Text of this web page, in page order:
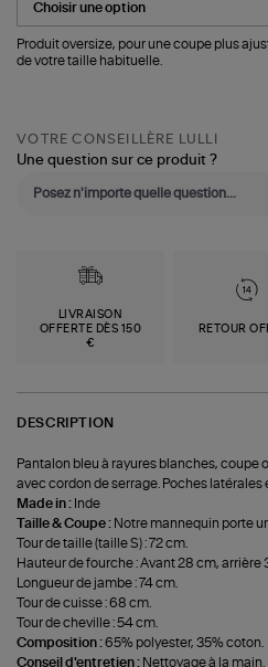
Produit oversize, pour une coupe plus
de votre taille habituelle.
VOTRE CONSEILLÈRE LULLI
Une question sur ce produit ?
LIVRAISON
OFFERTE DÈS 150
€
RETOUR
DESCRIPTION
Pantalon bleu à rayures blanches, coupe
avec cordon de serrage. Poches latérales
Made in : Inde
Taille & Coupe : Notre mannequin porte
Tour de taille (taille S) : 72 cm.
Hauteur de fourche : Avant 28 cm, arrière
Longueur de jambe : 74 cm.
Tour de cuisse : 68 cm.
Tour de cheville : 54 cm.
Composition :65% polyester, 35% coton.
Conseil d'entretien : Nettoyage à la main.